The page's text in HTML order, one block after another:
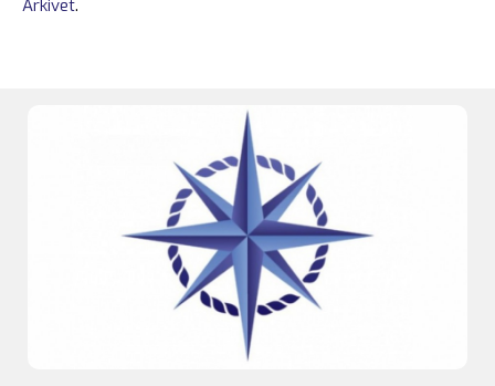
Arkivet.